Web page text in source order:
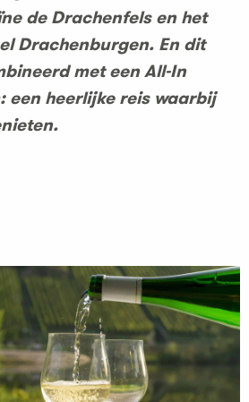
de Drachenfels en het
Drachenburgen. En dit
met een All-In
een heerlijke reis waarbij